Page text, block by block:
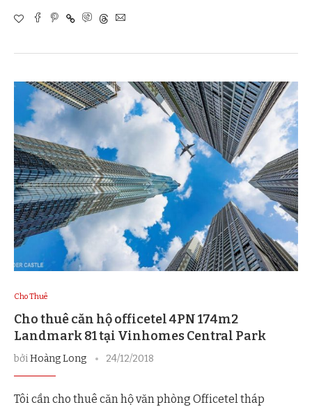
Cho Thuê
Cho thuê căn hộ officetel 4PN 174m2
Landmark 81 tại Vinhomes Central Park
bởiHoàng Long 24/12/2018
Tôi cần cho thuê căn hộ văn phòng Officetel tháp